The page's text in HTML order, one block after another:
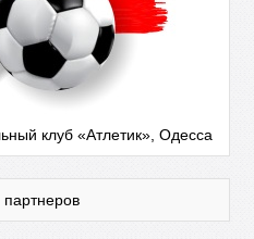
клуб «Атлетик», Одесса
партнеров